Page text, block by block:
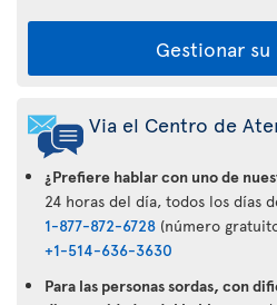
Gestionar su
Via el Centro de
¿Prefiere hablar con uno de
24 horas del día, todos los días
1-877-872-6728 (número
+1-514-636-3630
Para las personas sordas, con